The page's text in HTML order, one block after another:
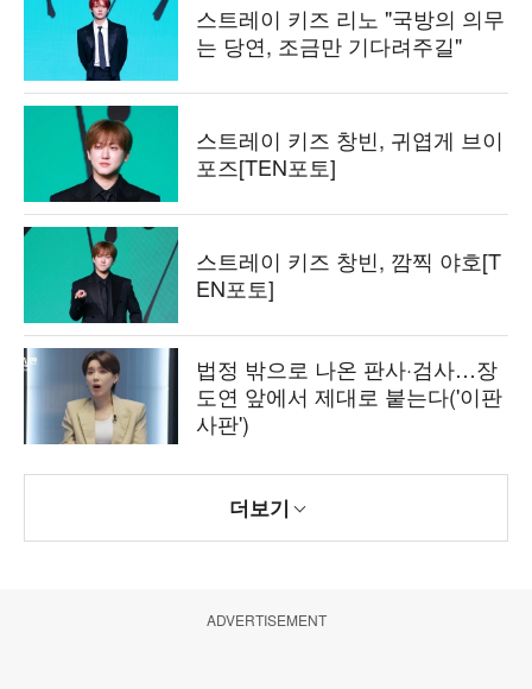
스트레이 키즈 리노 "국방의 의무
는 당연, 조금만 기다려주길"
스트레이 키즈 창빈, 귀엽게 브이
포즈[TEN포토]
스트레이 키즈 창빈, 깜찍 야호[T
EN포토]
법정 밖으로 나온 판사·검사…장
도연 앞에서 제대로 붙는다('이판
사판')
더보기
ADVERTISEMENT